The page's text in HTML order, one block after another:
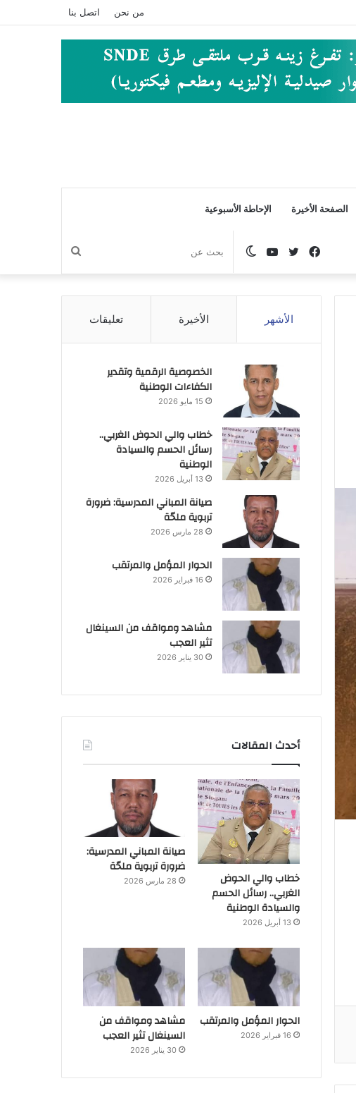
من نحن اتصل بنا
الصفحة الأخيرة الإحاطة الأسبوعية
بحث
عن
الوضع
المظلم
يوتيوبتويتر
فيسبوك
الأشهر الأخيرة تعليقات
الخصوصية الرقمية وتقدير
الكفاءات الوطنية
15 مايو 2026
خطاب والي الحوض الغربي..
رسائل الحسم والسيادة
الوطنية
13 أبريل 2026
صيانة المباني المدرسية: ضرورة
تربوية ملحّة
28 مارس 2026
الحوار المؤمل والمرتقب
16 فبراير 2026
مشاهد ومواقف من السينغال
تثير العجب
30 يناير 2026
أحدث المقالات
خطاب والي الحوض
الغربي.. رسائل الحسم
والسيادة الوطنية
13 أبريل 2026
صيانة المباني المدرسية:
ضرورة تربوية ملحّة
28 مارس 2026
الحوار المؤمل والمرتقب
16 فبراير 2026
مشاهد ومواقف من
السينغال تثير العجب
30 يناير 2026